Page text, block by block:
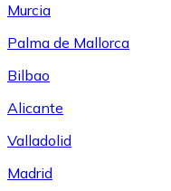
Murcia
Palma de Mallorca
Bilbao
Alicante
Valladolid
Madrid